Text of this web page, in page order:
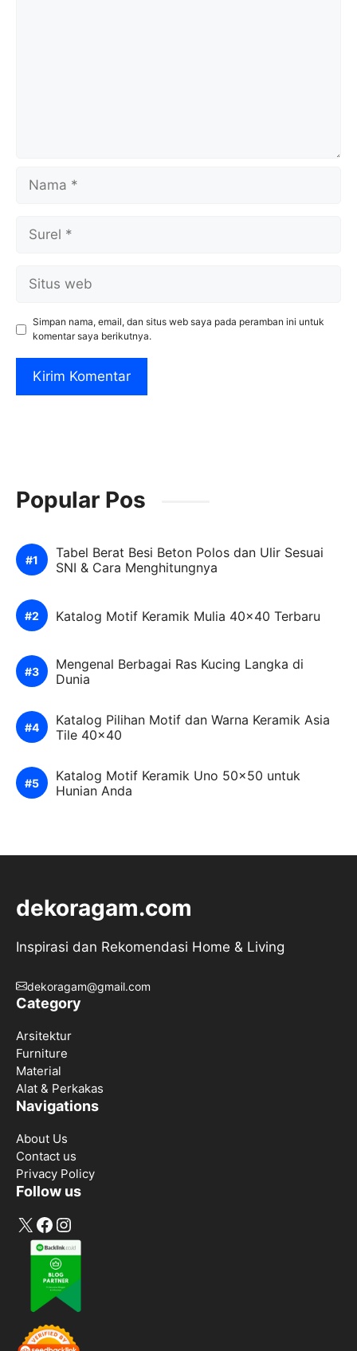
Nama
Surel
Situs
web
Simpan nama, email, dan situs web saya pada peramban ini untuk
komentar saya berikutnya.
Popular Pos
Tabel Berat Besi Beton Polos dan Ulir Sesuai
SNI & Cara Menghitungnya
Katalog Motif Keramik Mulia 40×40 Terbaru
Mengenal Berbagai Ras Kucing Langka di
Dunia
Katalog Pilihan Motif dan Warna Keramik Asia
Tile 40×40
Katalog Motif Keramik Uno 50×50 untuk
Hunian Anda
dekoragam.com
Inspirasi dan Rekomendasi Home & Living
dekoragam@gmail.com
Category
Arsitektur
Furniture
Material
Alat & Perkakas
Navigations
About Us
Contact us
Privacy Policy
Follow us
X Facebook
Instagram